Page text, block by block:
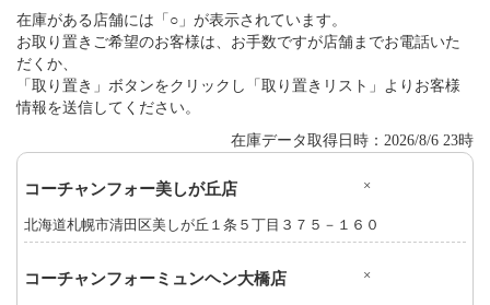
在庫がある店舗には「○」が表示されています。
お取り置きご希望のお客様は、お手数ですが店舗までお電話いた
だくか、
「取り置き」ボタンをクリックし「取り置きリスト」よりお客様
情報を送信してください。
在庫データ取得日時：2026/8/6 23時
コーチャンフォー美しが丘店 ×
北海道札幌市清田区美しが丘１条５丁目３７５－１６０
コーチャンフォーミュンヘン大橋店 ×